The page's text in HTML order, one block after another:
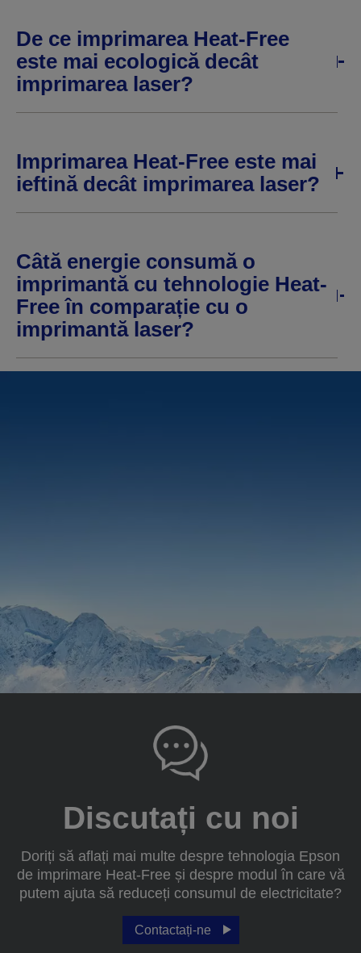
De ce imprimarea Heat-Free
este mai ecologică decât
imprimarea laser?
Imprimarea Heat-Free este mai
ieftină decât imprimarea laser?
Câtă energie consumă o
imprimantă cu tehnologie Heat-
Free în comparație cu o
imprimantă laser?
Discutați cu noi
Doriți să aflați mai multe despre tehnologia Epson
de imprimare Heat-Free și despre modul în care vă
putem ajuta să reduceți consumul de electricitate?
Contactați-ne